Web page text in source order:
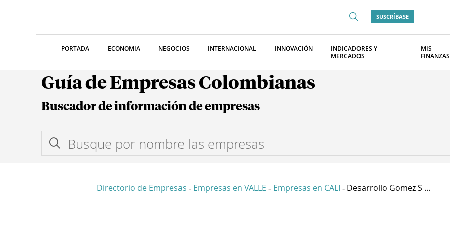
SUSCRÍBASE
PORTADA ECONOMIA NEGOCIOS INTERNACIONAL INNOVACIÓN
INDICADORES Y
MERCADOS
MIS
FINANZAS
Guía de Empresas Colombianas
Buscador de información de empresas
Directorio de Empresas - Empresas en VALLE - Empresas en CALI - Desarrollo Gomez S ...